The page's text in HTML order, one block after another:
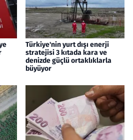
Türkiye'nin yurt dışı enerji
stratejisi 3 kıtada kara ve
denizde güçlü ortaklıklarla
büyüyor